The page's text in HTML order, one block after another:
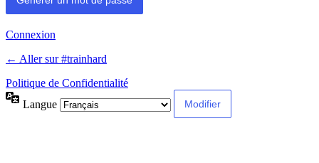
Connexion
← Aller sur #trainhard
Politique de Confidentialité
Langue